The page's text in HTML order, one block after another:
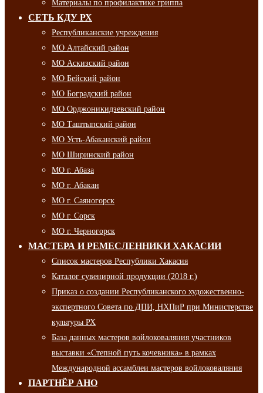
Материалы по профилактике гриппа
СЕТЬ КДУ РХ
Республиканские учреждения
МО Алтайский район
МО Аскизский район
МО Бейский район
МО Боградский район
МО Орджоникидзевский район
МО Таштыпский район
МО Усть-Абаканский район
МО Ширинский район
МО г. Абаза
МО г. Абакан
МО г. Саяногорск
МО г. Сорск
МО г. Черногорск
МАСТЕРА И РЕМЕСЛЕННИКИ ХАКАСИИ
Список мастеров Республики Хакасия
Каталог сувенирной продукции (2018 г.)
Приказ о создании Республиканского художественно-
экспертного Совета по ДПИ, НХПиР при Министерстве
культуры РХ
База данных мастеров войлоковаляния участников
выставки «Степной путь кочевника» в рамках
Международной ассамблеи мастеров войлоковаляния
ПАРТНЁР АНО